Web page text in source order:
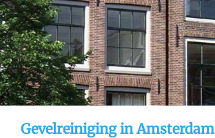
Gevelreiniging in Amsterdam